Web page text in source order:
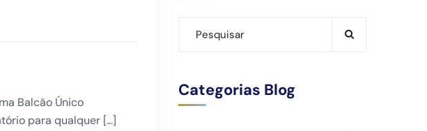
Balcão Único
para qualquer […]
Categorias Blog